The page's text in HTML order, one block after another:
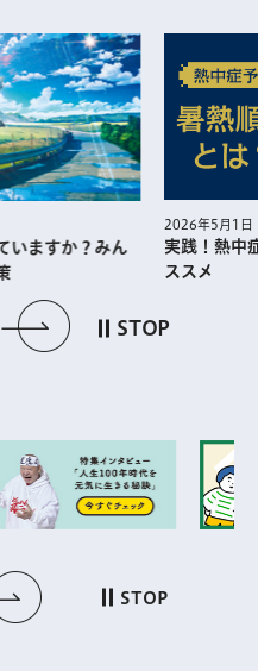
イドを表示 次のスライドを
STOP
いますか？みん
2026年5月1日
実践！熱中
ススメ
ドを表示 次のスライドを表
STOP